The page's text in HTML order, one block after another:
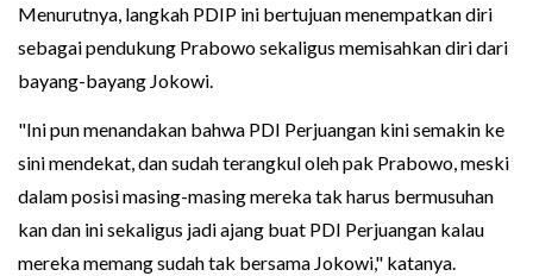
Menurutnya, langkah PDIP ini bertujuan menempatkan diri
sebagai pendukung Prabowo sekaligus memisahkan diri dari
bayang-bayang Jokowi.
"Ini pun menandakan bahwa PDI Perjuangan kini semakin ke
sini mendekat, dan sudah terangkul oleh pak Prabowo, meski
dalam posisi masing-masing mereka tak harus bermusuhan
kan dan ini sekaligus jadi ajang buat PDI Perjuangan kalau
mereka memang sudah tak bersama Jokowi," katanya.